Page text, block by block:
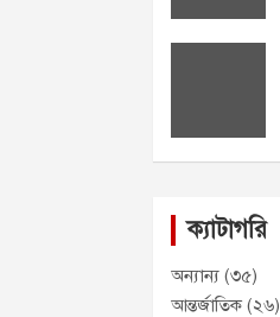
ক্যাটাগরি
অন্যান্য (৩৫)
আন্তর্জাতিক(২৬)